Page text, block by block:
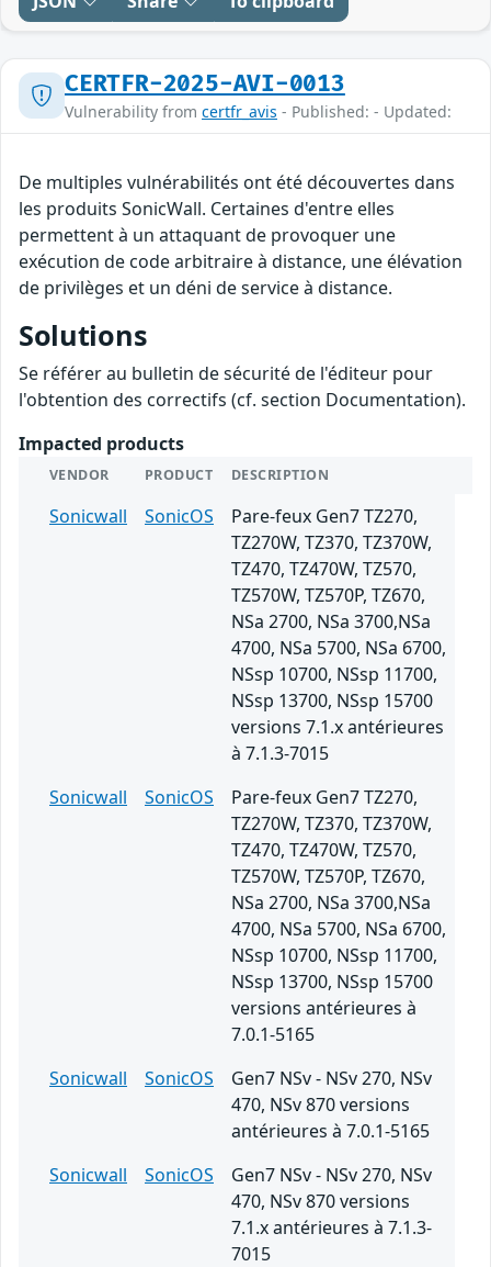
CERTFR-2025-AVI-0013
Vulnerability from certfr_avis - Published: - Updated:
De multiples vulnérabilités ont été découvertes dans
les produits SonicWall. Certaines d'entre elles
permettent à un attaquant de provoquer une
exécution de code arbitraire à distance, une élévation
de privilèges et un déni de service à distance.
Solutions
Se référer au bulletin de sécurité de l'éditeur pour
l'obtention des correctifs (cf. section Documentation).
Impacted products
VENDOR PRODUCT DESCRIPTION
Sonicwall SonicOS
Pare-feux Gen7 TZ270,
TZ270W, TZ370, TZ370W,
TZ470, TZ470W, TZ570,
TZ570W, TZ570P, TZ670,
NSa 2700, NSa 3700,NSa
4700, NSa 5700, NSa 6700,
NSsp 10700, NSsp 11700,
NSsp 13700, NSsp 15700
versions 7.1.x antérieures
à 7.1.3-7015
Sonicwall
SonicOS
Pare-feux Gen7 TZ270,
TZ270W, TZ370, TZ370W,
TZ470, TZ470W, TZ570,
TZ570W, TZ570P, TZ670,
NSa 2700, NSa 3700,NSa
4700, NSa 5700, NSa 6700,
NSsp 10700, NSsp 11700,
NSsp 13700, NSsp 15700
versions antérieures à
7.0.1-5165
Sonicwall
SonicOS
Gen7 NSv - NSv 270, NSv
470, NSv 870 versions
antérieures à 7.0.1-5165
Sonicwall
SonicOS
Gen7 NSv - NSv 270, NSv
470, NSv 870 versions
7.1.x antérieures à 7.1.3-
7015